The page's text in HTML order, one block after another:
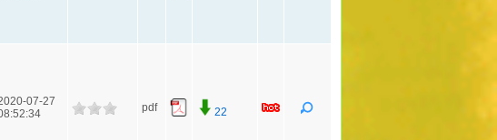
07-27
pdf 22